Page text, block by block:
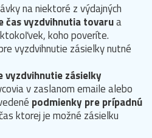
na niektoré z výdajných
čas vyzdvihnutia tovarua
koho poveríte.
vyzdvihnutie zásielky nutné
vyzdvihnutie zásielky
v zaslanom emaile alebo
podmienky pre prípadnú
ktorej je možné zásielku